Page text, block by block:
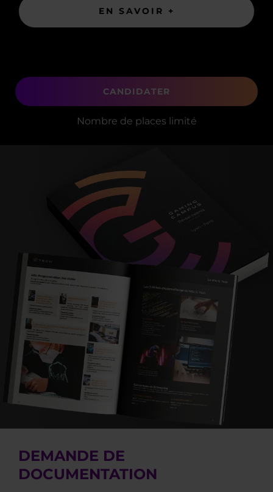
EN SAVOIR +
CANDIDATER
Nombre de places limité
DEMANDE DE
DOCUMENTATION